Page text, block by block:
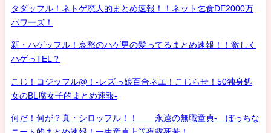
タダッフル！ネトゲ廃人的まとめ速報！！ネット乞食DE2000万
パワーズ！
新・ハゲッフル！哀愁のハゲ男の髪ってるまとめ速報！！激しく
ハゲっTEL？
こじ！コジッフル@！-レズっ娘百合ネエ！こじらせ！50独身処
女のBL腐女子的まとめ速報-
何だ！何が？真・シロッフル！！ 永遠の無職童貞- ぼっちな